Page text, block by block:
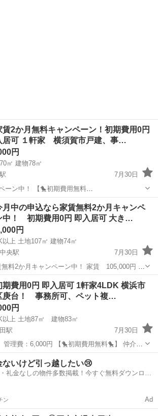
賃2か月無料キャンペーン！初期費用0円
居可 １軒家 横須賀市戸建、事…
円
㎡ 建物78㎡
7月30日
初期費用無料
手数料 ：0円 敷
0円 －－－－－－－－－－－－－
...
田浦駅 一戸建て 無料
月中の申込なら家賃無料2か月キャンペ
中！ 初期費用0円 即入居可 大き…
円
以上 土地107㎡ 建物74㎡
央駅
7月30日
キャンペーン中！ 家賃 105,000円 管
0円 －－－－－－－－－－...
港南中央駅 一戸建て 無料
期費用0円 即入居可 1軒家4LDK 横浜市
庚台！ 事務所可、ペット複…
円
以上 土地87㎡ 建物83㎡
駅
7月30日
初期費用無料🐤】 仲介手
：0円 礼金 ：0円 －－－－－
－－－－－－－－－ 計 ：0円 なんと！！...
太田駅 一戸建て 初期
ないけど引っ越したい😢
礼金なしの物件多数掲載！今すぐ無料ダウンロー
ン Ad